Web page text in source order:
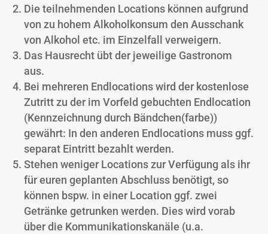
Die teilnehmenden Locations können aufgrund
von zu hohem Alkoholkonsum den Ausschank
von Alkohol etc. im Einzelfall verweigern.
Das Hausrecht übt der jeweilige Gastronom
aus.
Bei mehreren Endlocations wird der kostenlose
Zutritt zu der im Vorfeld gebuchten Endlocation
(Kennzeichnung durch Bändchen(farbe))
gewährt: In den anderen Endlocations muss ggf.
separat Eintritt bezahlt werden.
Stehen weniger Locations zur Verfügung als ihr
für euren geplanten Abschluss benötigt, so
können bspw. in einer Location ggf. zwei
Getränke getrunken werden. Dies wird vorab
über die Kommunikationskanäle (u.a.